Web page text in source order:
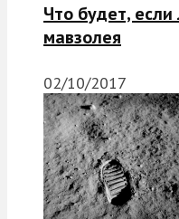
Что будет,
мавзолея
02/10/2017